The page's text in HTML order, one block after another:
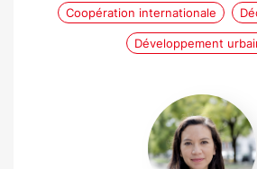
Coopération internationale
Développement
Valérie
Sabatier